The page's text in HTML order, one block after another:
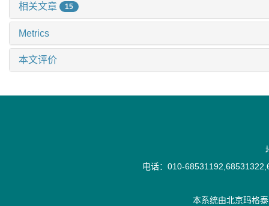
相关文章 15
Metrics
本文评价
电话：010-
本系统由北京玛格